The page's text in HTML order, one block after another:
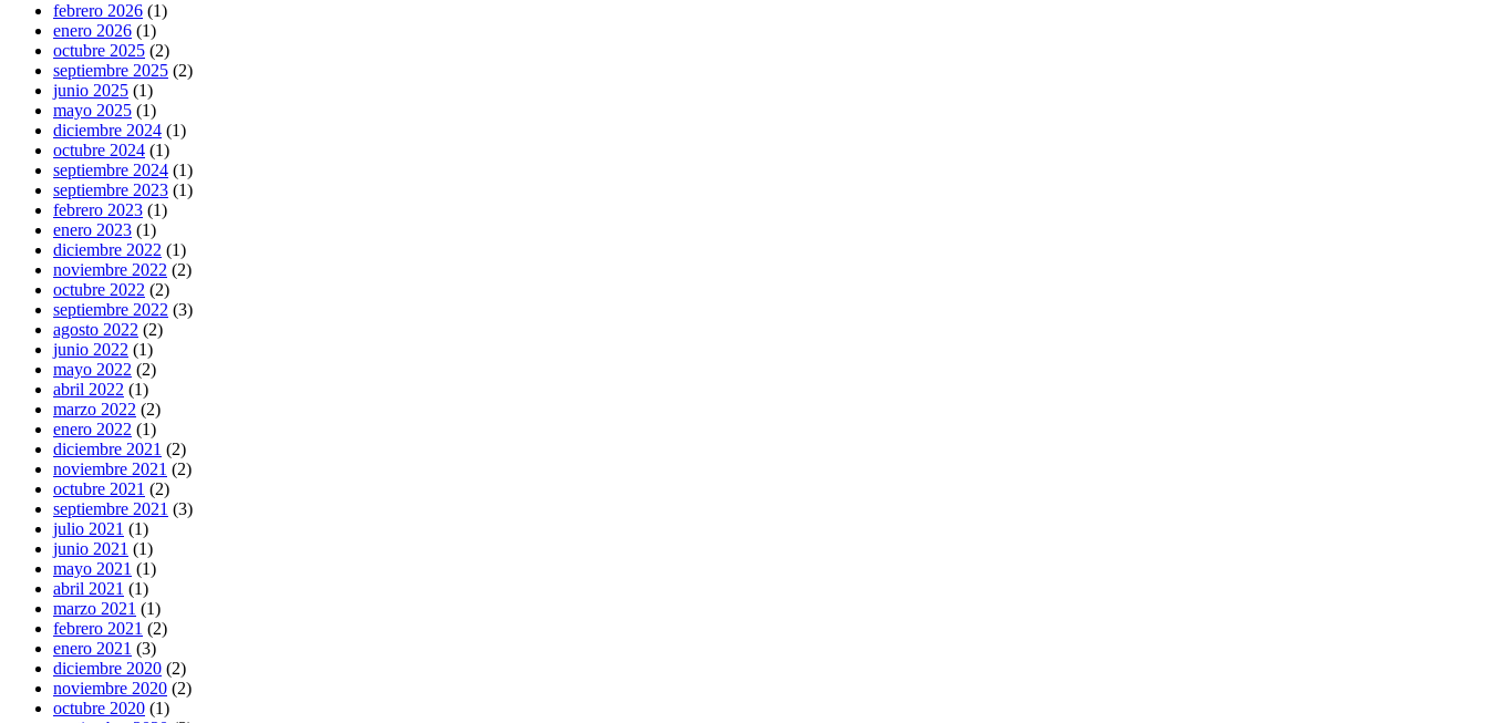
febrero 2026 (1)
enero 2026 (1)
octubre 2025 (2)
septiembre 2025 (2)
junio 2025 (1)
mayo 2025 (1)
diciembre 2024 (1)
octubre 2024 (1)
septiembre 2024 (1)
septiembre 2023 (1)
febrero 2023 (1)
enero 2023 (1)
diciembre 2022 (1)
noviembre 2022 (2)
octubre 2022 (2)
septiembre 2022 (3)
agosto 2022 (2)
junio 2022 (1)
mayo 2022 (2)
abril 2022 (1)
marzo 2022 (2)
enero 2022 (1)
diciembre 2021 (2)
noviembre 2021 (2)
octubre 2021 (2)
septiembre 2021 (3)
julio 2021 (1)
junio 2021 (1)
mayo 2021 (1)
abril 2021 (1)
marzo 2021 (1)
febrero 2021 (2)
enero 2021 (3)
diciembre 2020 (2)
noviembre 2020 (2)
octubre 2020 (1)